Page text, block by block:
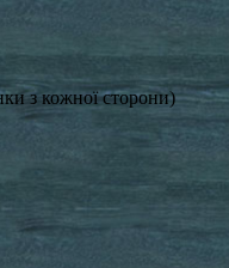
з кожної сторони)